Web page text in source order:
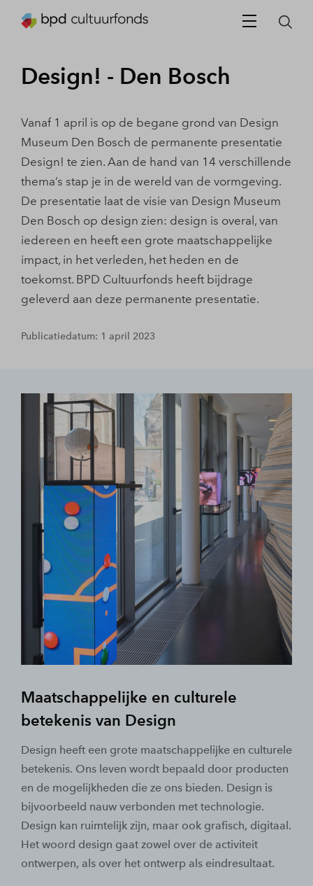
Design! - Den Bosch
Vanaf 1 april is op de begane grond van Design
Museum Den Bosch de permanente presentatie
Design! te zien. Aan de hand van 14 verschillende
thema’s stap je in de wereld van de vormgeving.
De presentatie laat de visie van Design Museum
Den Bosch op design zien: design is overal, van
iedereen en heeft een grote maatschappelijke
impact, in het verleden, het heden en de
toekomst. BPD Cultuurfonds heeft bijdrage
geleverd aan deze permanente presentatie.
Publicatiedatum: 1 april 2023
Maatschappelijke en culturele
betekenis van Design
Design heeft een grote maatschappelijke en culturele
betekenis. Ons leven wordt bepaald door producten
en de mogelijkheden die ze ons bieden. Design is
bijvoorbeeld nauw verbonden met technologie.
Design kan ruimtelijk zijn, maar ook grafisch, digitaal.
Het woord design gaat zowel over de activiteit
ontwerpen, als over het ontwerp als eindresultaat.